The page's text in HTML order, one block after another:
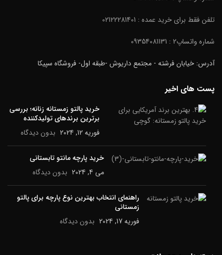
تلفن فقط برای خرید عمده : 02122281401
شماره واتساپ2 : 09354081131
آدرس: خیابان فرشته - مجتمع داریوش -طبقه اول- فروشگاه سپیکا
پست های اخیر
خرید پالتو زمستانه زنانه؛ بررسی
برترین برندهای تولیدکننده
فوریه 12, 2024
بدون دیدگاه
خرید پارچه مانتو تابستانی
می 4, 2024
بدون دیدگاه
راهنمای انتخاب بهترین نوع پارچه برای پالتو
زمستانی
فوریه 17, 2024
بدون دیدگاه